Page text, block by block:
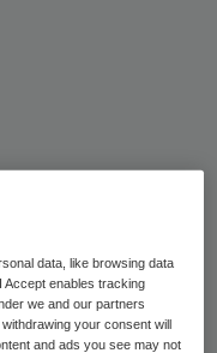
op de
Het
chirurgie
de
data, like browsing data
Accept enables tracking
we and our partners
your consent will
and ads you see may not